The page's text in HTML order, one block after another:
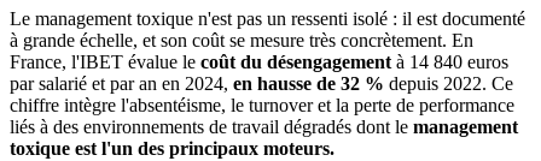
Le management toxique n'est pas un ressenti isolé : il est documenté
à grande échelle, et son coût se mesure très concrètement. En
France, l'IBET évalue le coût du désengagement à 14 840 euros
par salarié et par an en 2024, en hausse de 32 % depuis 2022. Ce
chiffre intègre l'absentéisme, le turnover et la perte de performance
liés à des environnements de travail dégradés dont le management
toxique est l'un des principaux moteurs.